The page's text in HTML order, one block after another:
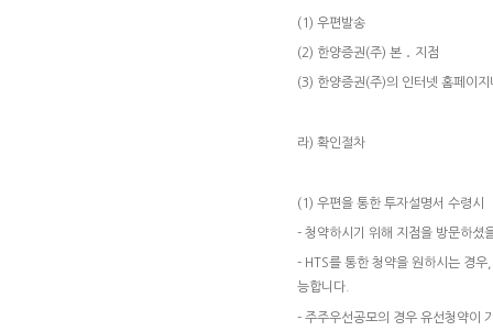
(1) 우편발송
(2) 한양증권(주) 본 ․ 지점
(3) 한양증권(주)의 인터넷 홈페이
라) 확인절차
(1) 우편을 통한 투자설명서 수령시
- 청약하시기 위해 지점을 방문하셨
- HTS를 통한 청약을 원하시는 경
능합니다.
- 주주우선공모의 경우 유선청약이